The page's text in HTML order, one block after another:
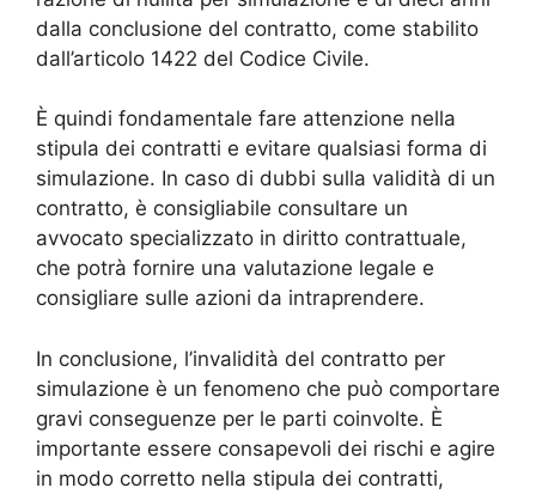
dalla conclusione del contratto, come stabilito
dall’articolo 1422 del Codice Civile.
È quindi fondamentale fare attenzione nella
stipula dei contratti e evitare qualsiasi forma di
simulazione. In caso di dubbi sulla validità di un
contratto, è consigliabile consultare un
avvocato specializzato in diritto contrattuale,
che potrà fornire una valutazione legale e
consigliare sulle azioni da intraprendere.
In conclusione, l’invalidità del contratto per
simulazione è un fenomeno che può comportare
gravi conseguenze per le parti coinvolte. È
importante essere consapevoli dei rischi e agire
in modo corretto nella stipula dei contratti,